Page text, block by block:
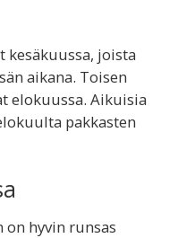
kesäkuussa, joista
aikana. Toisen
elokuussa. Aikuisia
pakkasten
on hyvin runsas